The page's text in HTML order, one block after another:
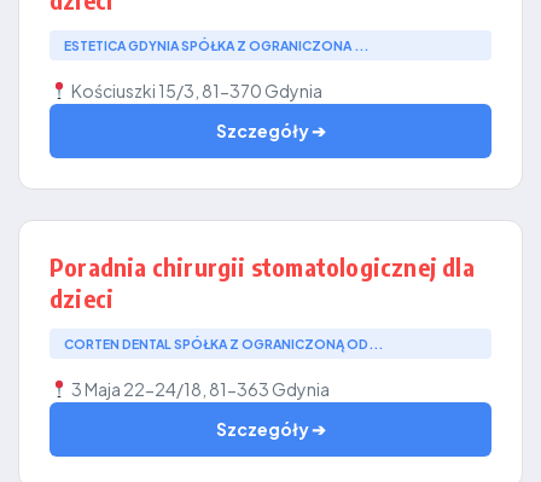
ESTETICA GDYNIA SPÓŁKA Z OGRANICZONA ...
Kościuszki 15/3, 81-370 Gdynia
Szczegóły ➔
Poradnia chirurgii stomatologicznej dla
dzieci
CORTEN DENTAL SPÓŁKA Z OGRANICZONĄ OD...
3 Maja 22-24/18, 81-363 Gdynia
Szczegóły ➔